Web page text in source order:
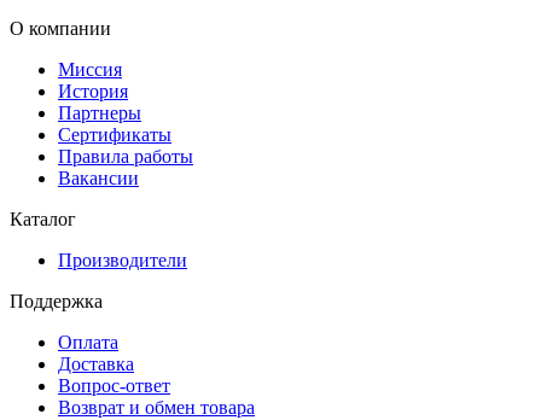
О компании
Миссия
История
Партнеры
Сертификаты
Правила работы
Вакансии
Каталог
Производители
Поддержка
Оплата
Доставка
Вопрос-ответ
Возврат и обмен товара